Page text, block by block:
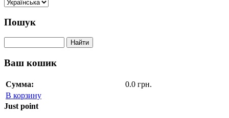
Пошук
Ваш кошик
Сумма:
0.0 грн.
В корзину
Just point